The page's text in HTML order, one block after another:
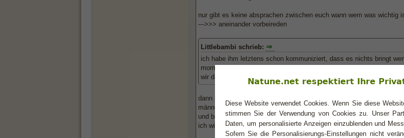
nur gibt es keine absprachen zwischen euch wann wem was wichtig
--->>> aneinander vorbeireden
Littlebambi schrieb:
ich habe ihm letztens schon kommuniziert, dass es nichts bringt
moment von der arbeit aus soviel zu tun hat. daraufhin verneinte
wir das "sein lassen"... mittlerweile sind im allgemeinen schon 4
dann lass ihn einfach links liegen
männer stehen auch nicht so besonders auf alles
und besonders am anfang einer beziehung/f+/whatever
ich will doch nicht dauernd über alles reden und mich rechtferigen
Natune.net respektiert Ihre
Diese Website verwendet Cookies. Wenn Sie diese
stimmen Sie der Verwendung von Cookies zu. Unser
Daten, um personalisierte Anzeigen einzublenden und
Sofern Sie die Personalisierungs-Einstellungen nicht